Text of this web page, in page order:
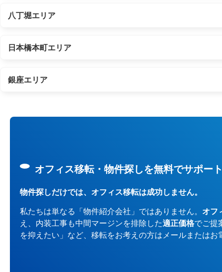
八丁堀エリア
日本橋本町エリア
銀座エリア
オフィス移転・物件探しを無料でサポー
物件探しだけでは、オフィス移転は成功しません。
私たちは単なる「物件紹介会社」ではありません。 オフ
え、内装工事も中間マージンを排除した適正価格でご提
を抑えたい」など、移転をお考えの方はメールまたは